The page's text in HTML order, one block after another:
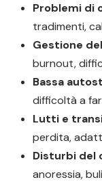
Problemi di
tradimenti,
Gestione
burnout,
Bassa
difficoltà a
Lutti e
perdita,
Disturbi del
anoressia,